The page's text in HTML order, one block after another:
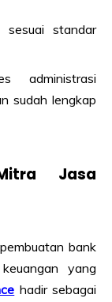
sesuai standar
administrasi
sudah lengkap
Jasa
bank
yang
hadir sebagai